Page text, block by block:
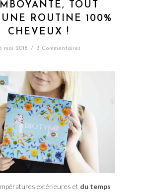
TOUT
ROUTINE 100%
CHEVEUX !
mai 2018 / 3 Commentaires
extérieures et du temps